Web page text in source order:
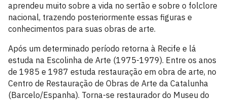
aprendeu muito sobre a vida no sertão e sobre o folclore
nacional, trazendo posteriormente essas figuras e
conhecimentos para suas obras de arte.
Após um determinado período retorna à Recife e lá
estuda na Escolinha de Arte (1975-1979). Entre os anos
de 1985 e 1987 estuda restauração em obra de arte, no
Centro de Restauração de Obras de Arte da Catalunha
(Barcelo/Espanha). Torna-se restaurador do Museu do